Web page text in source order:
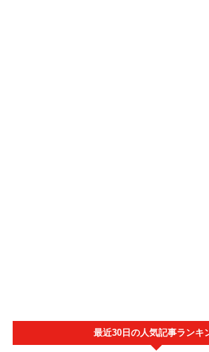
最近30日の人気記事ランキ